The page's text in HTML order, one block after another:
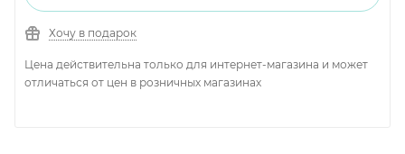
Хочу в подарок
Цена действительна только для интернет-магазина и может
отличаться от цен в розничных магазинах